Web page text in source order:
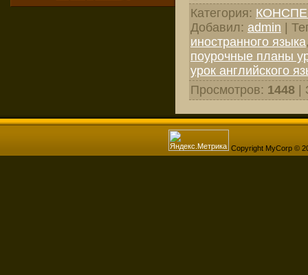
Категория:
Добавил: admin |
иностранного языка
поурочные планы
урок английского
Просмотров: 1448 |
Copyright MyCorp ©